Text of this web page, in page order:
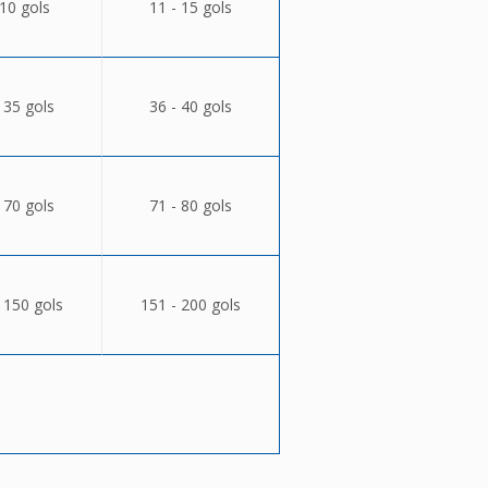
gols 11 - 15 gols
gols 36 - 40 gols
gols 71 - 80 gols
gols 151 - 200 gols